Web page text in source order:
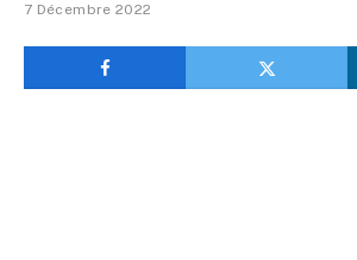
7 Décembre 2022